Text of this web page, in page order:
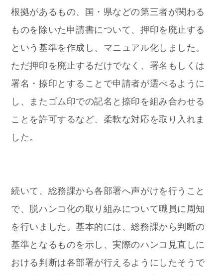
根拠があるもの、国・県などの第三者が関わる
ものを除いた申請書について、押印を廃止する
という基準を作成し、マニュアル化しました。
ただ押印を廃止するだけでなく、署名もしくは
署名・捺印とすることで申請者が選べるように
し、またゴム印での記名と捺印を組み合わせる
ことを許可するなど、柔軟な対応を取り入れま
した。
続いて、総務課から各部署へ声がけを行うこと
で、脱ハンコ化の取り組みについて職員に周知
を行いました。基本的には、総務課から判断の
基準となるものを示し、実際のハンコ見直しに
おける判断は各部署が行えるようにしたそうで